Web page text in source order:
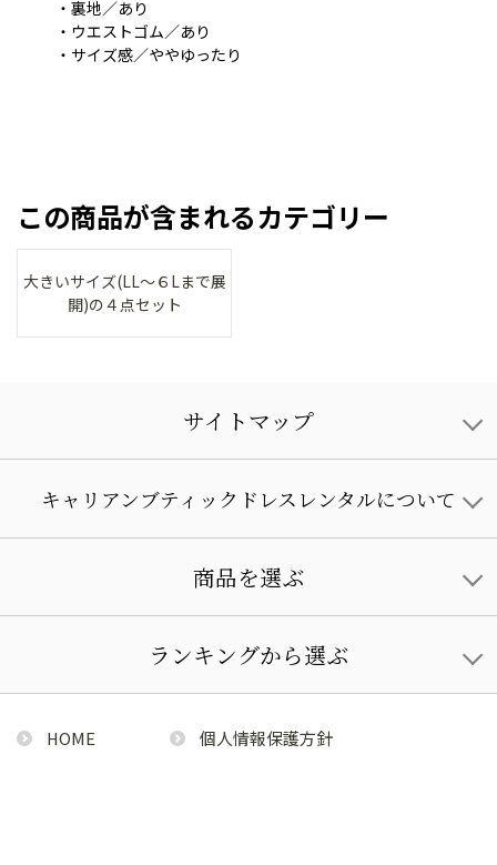
・裏地／あり
・ウエストゴム／あり
・サイズ感／ややゆったり
この商品が含まれるカテゴリー
大きいサイズ(LL～６Lまで展
開)の４点セット
サイトマップ
キャリアンブティックドレスレンタルについて
商品を選ぶ
ランキングから選ぶ
HOME 個人情報保護方針